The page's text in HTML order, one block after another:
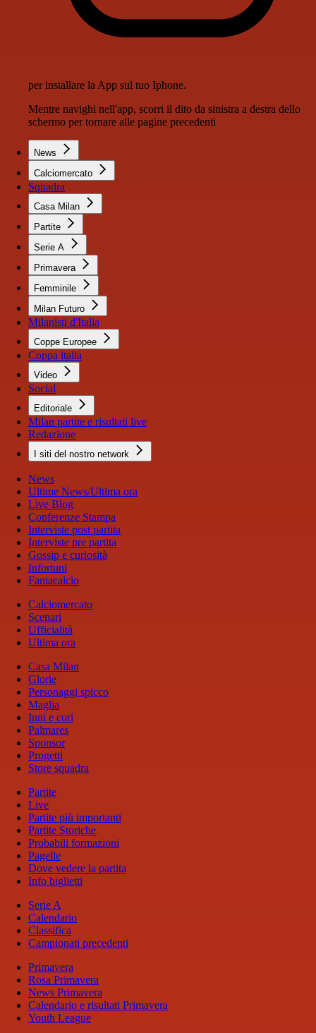
per installare la App sul tuo Iphone.
Mentre navighi nell'app, scorri il dito da sinistra a destra dello
schermo per tornare alle pagine precedenti
News
Calciomercato
Squadra
Casa Milan
Partite
Serie A
Primavera
Femminile
Milan Futuro
Milanisti d'Italia
Coppe Europee
Coppa italia
Video
Social
Editoriale
Milan partite e risultati live
Redazione
I siti del nostro network
News
Ultime News/Ultima ora
Live Blog
Conferenze Stampa
Interviste post partita
Interviste pre partita
Gossip e curiosità
Infortuni
Fantacalcio
Calciomercato
Scenari
Ufficialità
Ultima ora
Casa Milan
Glorie
Personaggi spicco
Maglia
Inni e cori
Palmares
Sponsor
Progetti
Store squadra
Partite
Live
Partite più importanti
Partite Storiche
Probabili formazioni
Pagelle
Dove vedere la partita
Info biglietti
Serie A
Calendario
Classifica
Campionati precedenti
Primavera
Rosa Primavera
News Primavera
Calendario e risultati Primavera
Youth League